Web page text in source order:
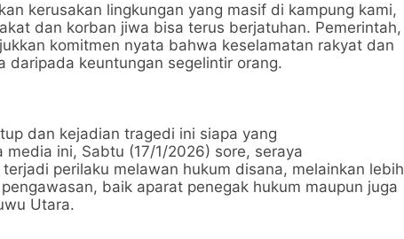
kerusakan lingkungan yang masif di kampung kami,
dan korban jiwa bisa terus berjatuhan. Pemerintah,
komitmen nyata bahwa keselamatan rakyat dan
daripada keuntungan segelintir orang.
dan kejadian tragedi ini siapa yang
ini, Sabtu (17/1/2026) sore, seraya
perilaku melawan hukum disana, melainkan lebih
baik aparat penegak hukum maupun juga
Utara.